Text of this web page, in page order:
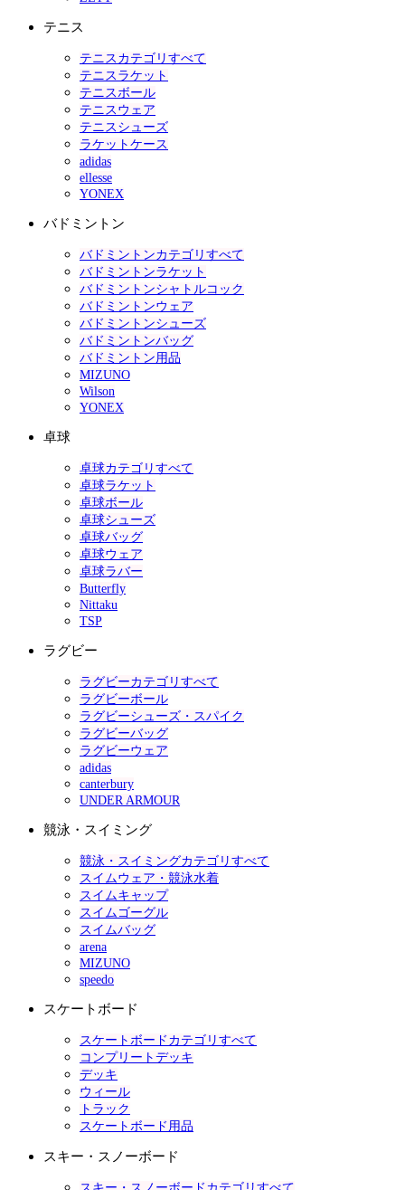
テニス
テニスカテゴリすべて
テニスラケット
テニスボール
テニスウェア
テニスシューズ
ラケットケース
adidas
ellesse
YONEX
バドミントン
バドミントンカテゴリすべて
バドミントンラケット
バドミントンシャトルコック
バドミントンウェア
バドミントンシューズ
バドミントンバッグ
バドミントン用品
MIZUNO
Wilson
YONEX
卓球
卓球カテゴリすべて
卓球ラケット
卓球ボール
卓球シューズ
卓球バッグ
卓球ウェア
卓球ラバー
Butterfly
Nittaku
TSP
ラグビー
ラグビーカテゴリすべて
ラグビーボール
ラグビーシューズ・スパイク
ラグビーバッグ
ラグビーウェア
adidas
canterbury
UNDER ARMOUR
競泳・スイミング
競泳・スイミングカテゴリすべて
スイムウェア・競泳水着
スイムキャップ
スイムゴーグル
スイムバッグ
arena
MIZUNO
speedo
スケートボード
スケートボードカテゴリすべて
コンプリートデッキ
デッキ
ウィール
トラック
スケートボード用品
スキー・スノーボード